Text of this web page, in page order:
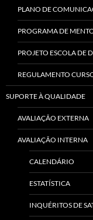
PLANO DE
PROGRAMA DE
PROJETO ESCOLA
REGULAMENTO
SUPORTE À QUALIDADE
AVALIAÇÃO EXTERNA
AVALIAÇÃO INTERNA
CALENDÁRIO
ESTATÍSTICA
INQUÉRITOS DE